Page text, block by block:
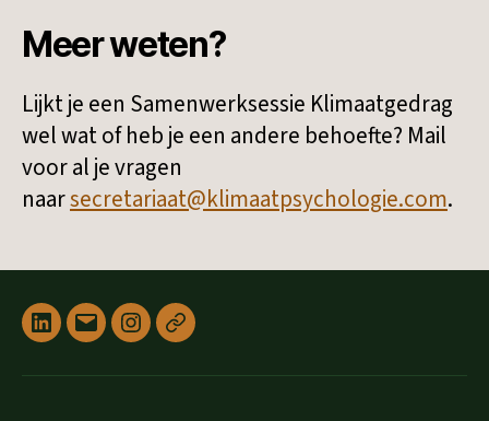
Meer weten?
Lijkt je een Samenwerksessie Klimaatgedrag
wel wat of heb je een andere behoefte? Mail
voor al je vragen
naarsecretariaat@klimaatpsychologie.com.
Linked
E-
InstagramPrivacyverklaring